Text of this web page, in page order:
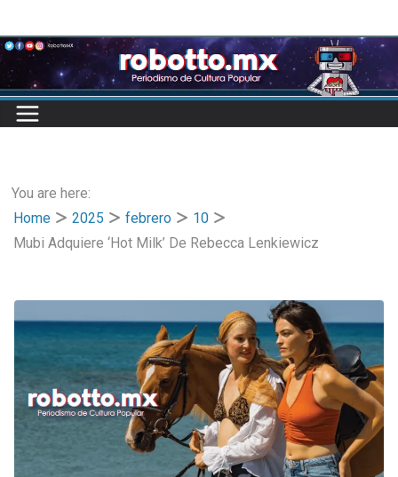
to
content
You are here:
Home
2025 febrero
10
Mubi Adquiere ‘Hot Milk’ De Rebecca Lenkiewicz